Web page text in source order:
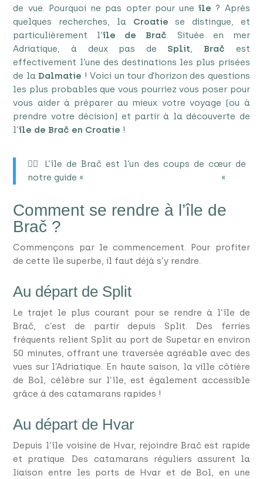
de vue. Pourquoi ne pas opter pour une île ? Après
quelques recherches, la Croatiese distingue, et
particulièrement l’île de Brač. Située en mer
Adriatique, à deux pas de Split, Brač est
effectivement l’une des destinations les plus prisées
de la Dalmatie ! Voici un tour d’horizon des questions
les plus probables que vous pourriez vous poser pour
vous aider à préparer au mieux votre voyage (ou à
prendre votre décision) et partir à la découverte de
l’île de Brač en Croatie !
❤️‍🔥 L’île de Brač est l’un des coups de cœur de
notre guide «
«
Comment se rendre à l’île de
Brač ?
Commençons par le commencement. Pour profiter
de cette île superbe, il faut déjà s’y rendre.
Au départ de Split
Le trajet le plus courant pour se rendre à l’île de
Brač, c’est de partir depuis Split. Des ferries
fréquents relient Split au port de Supetar en environ
50 minutes, offrant une traversée agréable avec des
vues sur l’Adriatique. En haute saison, la ville côtière
de Bol, célèbre sur l’île, est également accessible
grâce à des catamarans rapides !
Au départ de Hvar
Depuis l’île voisine de Hvar, rejoindre Brač est rapide
et pratique. Des catamarans réguliers assurent la
liaison entre les ports de Hvar et de Bol, en une